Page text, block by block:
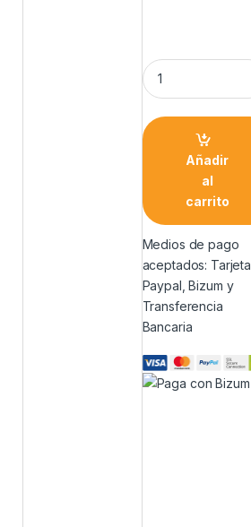
Añadir
al
carrito
Medios de pago
aceptados: Tarjeta,
Paypal, Bizum y
Transferencia
Bancaria